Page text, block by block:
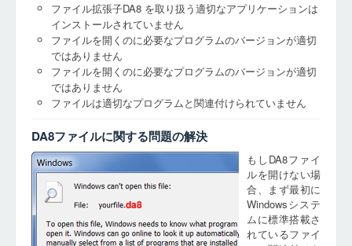
ファイル拡張子DA8 を取り扱う適切なアプリケーションは
インストールされていません
ファイルを開くのに必要なプログラムのバージョンが適切
ではありません
ファイルを開くのに必要なプログラムのバージョンが適切
ではありません
ファイルは適切なプログラムと関連付けられていません
DA8ファイルに関する問題の解決
da8
もしDA8ファイ
ルを開けない場
合、まず最初に
Windowsシステ
ムに標準搭載さ
れているファイ